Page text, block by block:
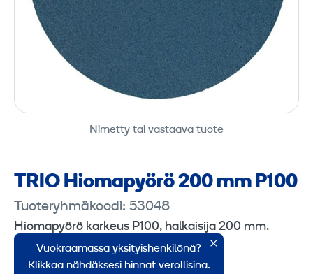
Nimetty tai vastaava tuote
TRIO Hioma­pyörö 200 mm P100
Tuoteryhmäkoodi: 53048
Hiomapyörö karkeus P100, halkaisija 200 mm.
Myyntierä 1 kpl.
Vuokraamassa yksityishenkilönä?
Klikkaa nähdäksesi hinnat verollisina.